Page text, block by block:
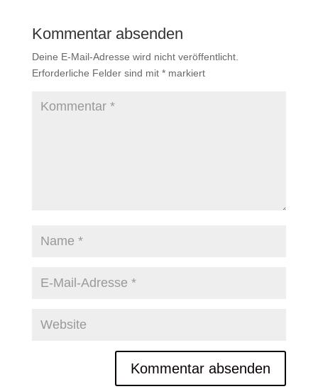
Kommentar absenden
Deine E-Mail-Adresse wird nicht veröffentlicht.
Erforderliche Felder sind mit *markiert